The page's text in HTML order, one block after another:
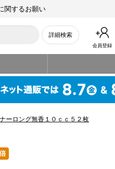
関するお願い
詳細検索
会員登録
ーロング無香１０ｃｃ５２枚